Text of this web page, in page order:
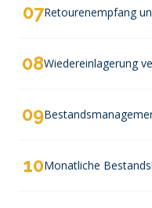
07Retourenempfang
08Wiedereinlagerung
09
10Monatliche